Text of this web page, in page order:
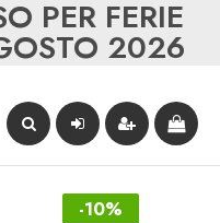
PER FERIE
2026
-10%